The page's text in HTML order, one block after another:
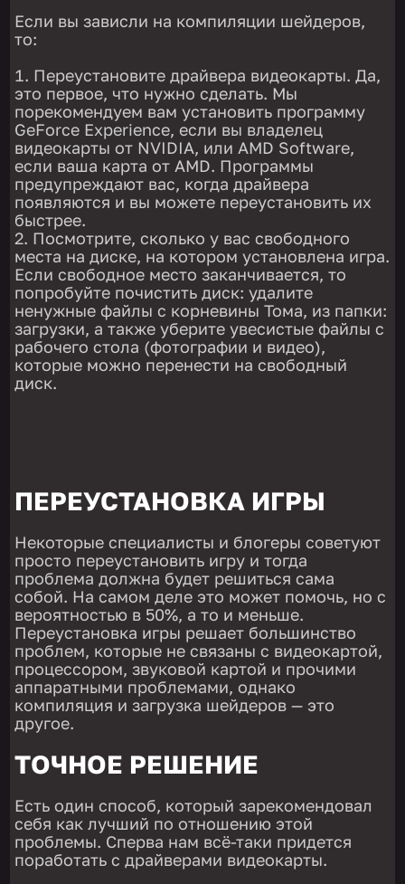
Если вы зависли на компиляции шейдеров,
то:
Переустановите драйвера видеокарты. Да,
это первое, что нужно сделать. Мы
порекомендуем вам установить программу
GeForce Experience, если вы владелец
видеокарты от NVIDIA, или AMD Software,
если ваша карта от AMD. Программы
предупреждают вас, когда драйвера
появляются и вы можете переустановить их
быстрее.
Посмотрите, сколько у вас свободного
места на диске, на котором установлена игра.
Если свободное место заканчивается, то
попробуйте почистить диск: удалите
ненужные файлы с корневины Тома, из папки:
загрузки, а также уберите увесистые файлы с
рабочего стола (фотографии и видео),
которые можно перенести на свободный
диск.
ПЕРЕУСТАНОВКА ИГРЫ
Некоторые специалисты и блогеры советуют
просто переустановить игру и тогда
проблема должна будет решиться сама
собой. На самом деле это может помочь, но с
вероятностью в 50%, а то и меньше.
Переустановка игры решает большинство
проблем, которые не связаны с видеокартой,
процессором, звуковой картой и прочими
аппаратными проблемами, однако
компиляция и загрузка шейдеров — это
другое.
ТОЧНОЕ РЕШЕНИЕ
Есть один способ, который зарекомендовал
себя как лучший по отношению этой
проблемы. Сперва нам всё-таки придется
поработать с драйверами видеокарты.